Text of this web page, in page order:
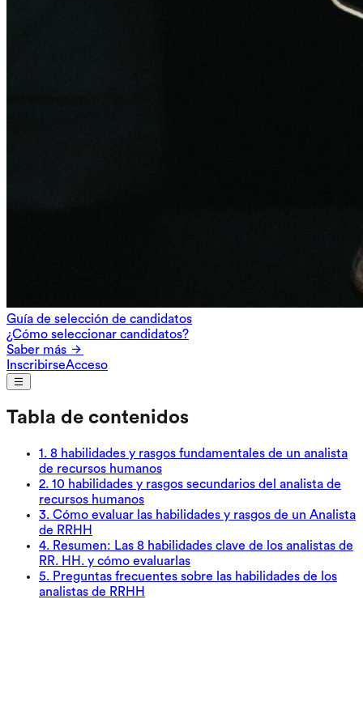
Guía de selección de candidatos
¿Cómo seleccionar candidatos?
Saber más
InscribirseAcceso
Tabla de contenidos
1 . 8 habilidades y rasgos fundamentales de un analista
de recursos humanos
2. 10 habilidades y rasgos secundarios del analista de
recursos humanos
3. Cómo evaluar las habilidades y rasgos de un Analista
de RRHH
4. Resumen: Las 8 habilidades clave de los analistas de
RR. HH. y cómo evaluarlas
5. Preguntas frecuentes sobre las habilidades de los
analistas de RRHH